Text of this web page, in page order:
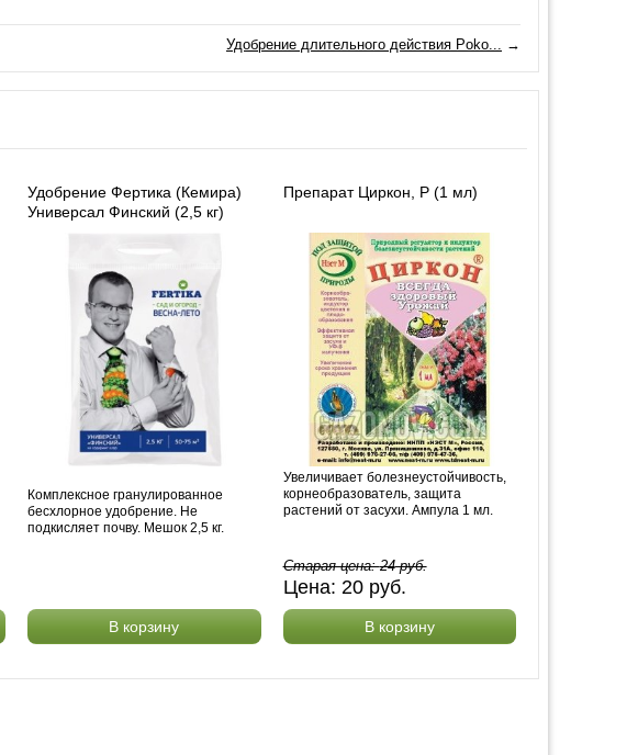
Удобрение длительного действия Poko... →
Удобрение Фертика (Кемира)
Универсал Финский (2,5 кг)
Комплексное гранулированное
бесхлорное удобрение. Не
подкисляет почву. Мешок 2,5 кг.
В корзину
Препарат Циркон, Р (1 мл)
Увеличивает болезнеустойчивость,
корнеобразователь, защита
растений от засухи. Ампула 1 мл.
Старая цена:24руб.
Цена: 20руб.
В корзину